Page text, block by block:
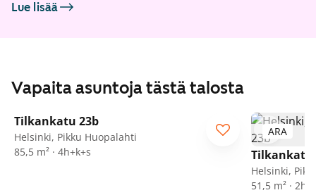
Lue lisää
Vapaita asuntoja tästä talosta
/28
ARA
Tilkankatu 23b
Helsinki, Pikku Huopalahti
85,5 m² · 4h+k+s
ARA
Tilkankatu
Helsinki,
51,5 m² ·